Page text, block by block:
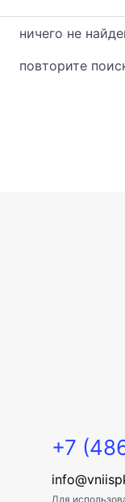
ничего не
повторите
+7
Для